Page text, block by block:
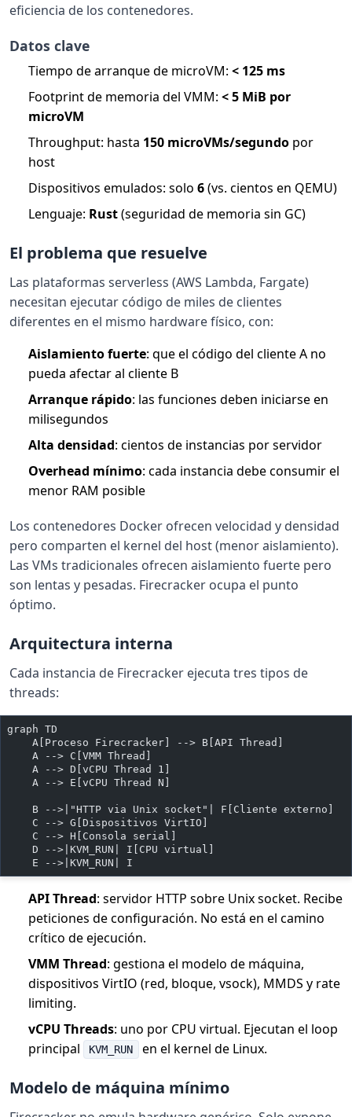
eficiencia de los contenedores.
Datos clave
Tiempo de arranque de microVM: < 125 ms
Footprint de memoria del VMM: < 5 MiB por
microVM
Throughput: hasta 150 microVMs/segundo por
host
Dispositivos emulados: solo 6(vs. cientos en QEMU)
Lenguaje: Rust(seguridad de memoria sin GC)
El problema que resuelve
Las plataformas serverless (AWS Lambda, Fargate)
necesitan ejecutar código de miles de clientes
diferentes en el mismo hardware físico, con:
Aislamiento fuerte: que el código del cliente A no
pueda afectar al cliente B
Arranque rápido: las funciones deben iniciarse en
milisegundos
Alta densidad: cientos de instancias por servidor
Overhead mínimo: cada instancia debe consumir el
menor RAM posible
Los contenedores Docker ofrecen velocidad y densidad
pero comparten el kernel del host (menor aislamiento).
Las VMs tradicionales ofrecen aislamiento fuerte pero
son lentas y pesadas. Firecracker ocupa el punto
óptimo.
Arquitectura interna
Cada instancia de Firecracker ejecuta tres tipos de
threads:
graph TD
    A[Proceso Firecracker] --> B[API Thread]
    A --> C[VMM Thread]
    A --> D[vCPU Thread 1]
    A --> E[vCPU Thread N]
    B -->|"HTTP via Unix socket"| F[Cliente externo]
    C --> G[Dispositivos VirtIO]
    C --> H[Consola serial]
    D -->|KVM_RUN| I[CPU virtual]
    E -->|KVM_RUN| I
API Thread: servidor HTTP sobre Unix socket. Recibe
peticiones de configuración. No está en el camino
crítico de ejecución.
VMM Thread: gestiona el modelo de máquina,
dispositivos VirtIO (red, bloque, vsock), MMDS y rate
limiting.
vCPU Threads: uno por CPU virtual. Ejecutan el loop
principal
KVM_RUN en el kernel de Linux.
Modelo de máquina mínimo